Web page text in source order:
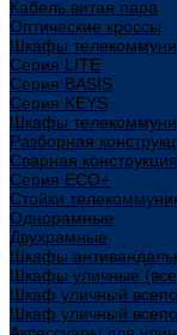
Кабель витая пара
Оптические кроссы
Шкафы
Cерия LITE
Cерия BASIS
Cерия KEYS
Шкафы
Разборная
Сварная конструкция
Серия ECO+
Стойки
Однорамные
Двухрамные
Шкафы
Шкафы уличные
Шкаф уличный
Шкаф уличный